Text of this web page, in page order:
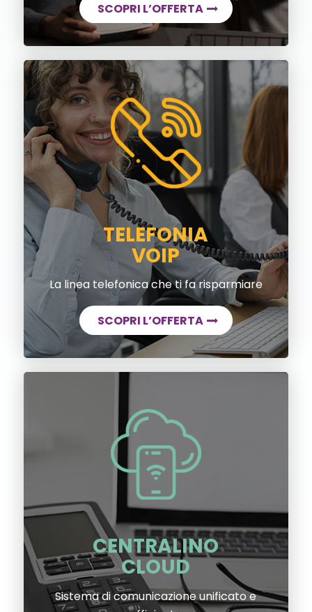
SCOPRI L’OFFERTA
TELEFONIA
VOIP
La linea telefonica che ti fa risparmiare
SCOPRI L’OFFERTA
CENTRALINO
CLOUD
Sistema di comunicazione unificato e